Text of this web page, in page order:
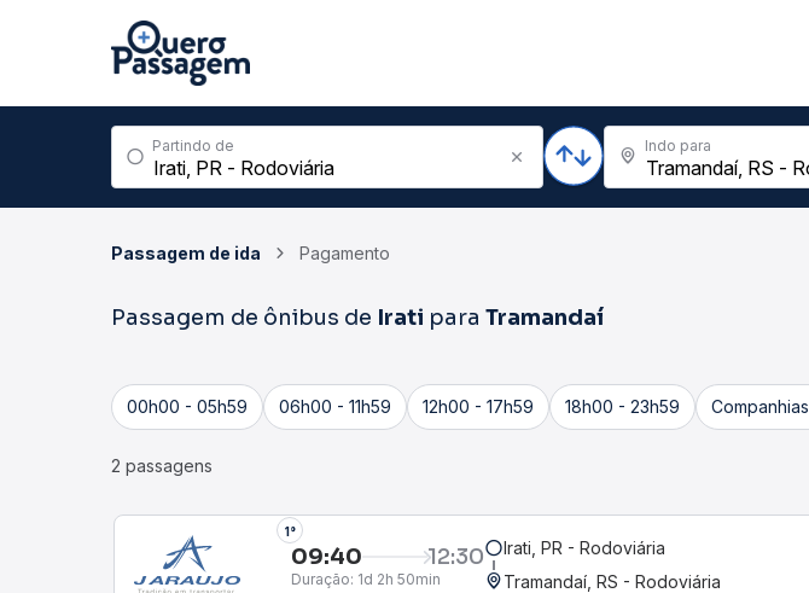
Partindo de Indo para
Passagem de ida Pagamento
Passagem de ônibus de Irati para Tramandaí
00h00 - 05h59 06h00 - 11h59 12h00 - 17h59 18h00 - 23h59 Companhias
2 passagens
1°
09:40 12:30
Duração: 1d 2h 50min
Irati, PR - Rodoviária
Tramandaí, RS - Rodoviária